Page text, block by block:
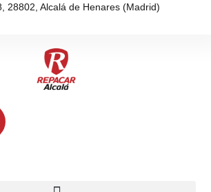
28802, Alcalá de Henares (Madrid)